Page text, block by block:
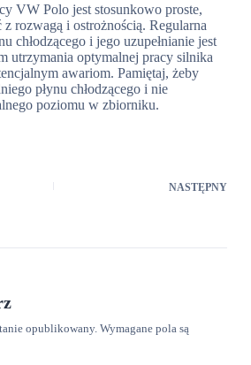
VW Polo jest stosunkowo proste,
rozwagą i ostrożnością. Regularna
chłodzącego i jego uzupełnianie jest
utrzymania optymalnej pracy silnika
awariom. Pamiętaj, żeby
płynu chłodzącego i nie
poziomu w zbiorniku.
NASTĘPNY
opublikowany. Wymagane pola są